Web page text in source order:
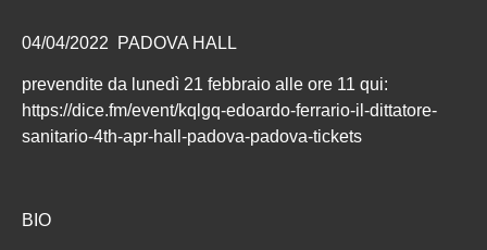
04/04/2022 PADOVA HALL
prevendite da lunedì 21 febbraio alle ore 11 qui:
https://dice.fm/event/kqlgq-edoardo-ferrario-il-dittatore-
sanitario-4th-apr-hall-padova-padova-tickets
BIO